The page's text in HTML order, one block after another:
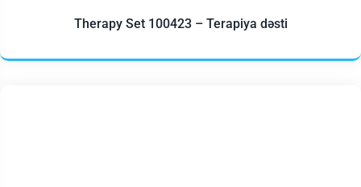
Therapy Set 100423 – Terapiya dəsti